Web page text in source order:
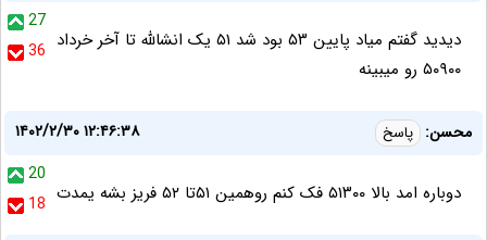
27
36 دیدید گفتم میاد پایین ۵۳ بود شد ۵۱ یک انشالله تا آخر خرداد
۵۰۹۰۰ رو میبینه
محسن: پاسخ
۱۴۰۲/۲/۳۰ ۱۲:۴۶:۳۸
20
18
دوباره امد بالا ۵۱۳۰۰ فک کنم روهمین ۵۱تا ۵۲ فریز بشه یمدت